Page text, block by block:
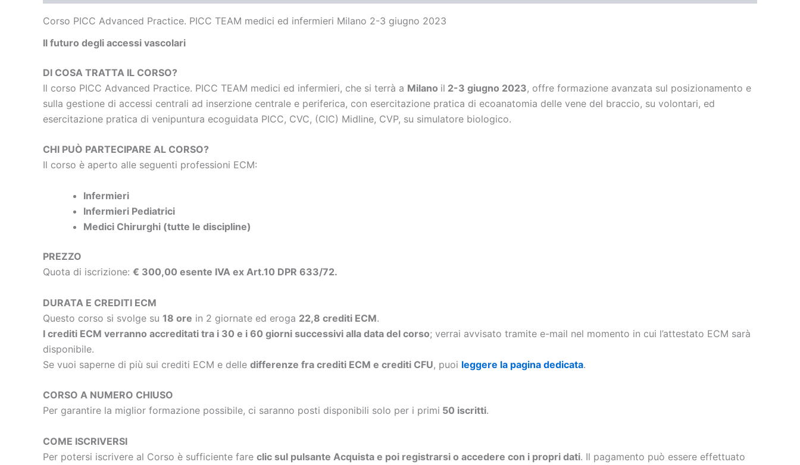
Corso PICC Advanced Practice. PICC TEAM medici ed infermieri Milano 2-3 giugno 2023
Il futuro degli accessi vascolari
DI COSA TRATTA IL CORSO?
Il corso PICC Advanced Practice. PICC TEAM medici ed infermieri, che si terrà a Milano il 2-3 giugno 2023, offre formazione avanzata sul posizionamento e
sulla gestione di accessi centrali ad inserzione centrale e periferica, con esercitazione pratica di ecoanatomia delle vene del braccio, su volontari, ed
esercitazione pratica di venipuntura ecoguidata PICC, CVC, (CIC) Midline, CVP, su simulatore biologico.
CHI PUÒ PARTECIPARE AL CORSO?
Il corso è aperto alle seguenti professioni ECM:
Infermieri
Infermieri Pediatrici
Medici Chirurghi (tutte le discipline)
PREZZO
Quota di iscrizione: € 300,00 esente IVA ex Art.10 DPR 633/72.
DURATA E CREDITI ECM
Questo corso si svolge su 18 ore in 2 giornate ed eroga 22,8 crediti ECM.
I crediti ECM verranno accreditati tra i 30 e i 60 giorni successivi alla data del corso; verrai avvisato tramite e-mail nel momento in cui l’attestato ECM sarà
disponibile.
Se vuoi saperne di più sui crediti ECM e delle differenze fra crediti ECM e crediti CFU, puoi leggere la pagina dedicata.
CORSO A NUMERO CHIUSO
Per garantire la miglior formazione possibile, ci saranno posti disponibili solo per i primi 50 iscritti.
COME ISCRIVERSI
Per potersi iscrivere al Corso è sufficiente fare clic sul pulsante Acquista e poi registrarsi o accedere con i propri dati. Il pagamento può essere effettuato